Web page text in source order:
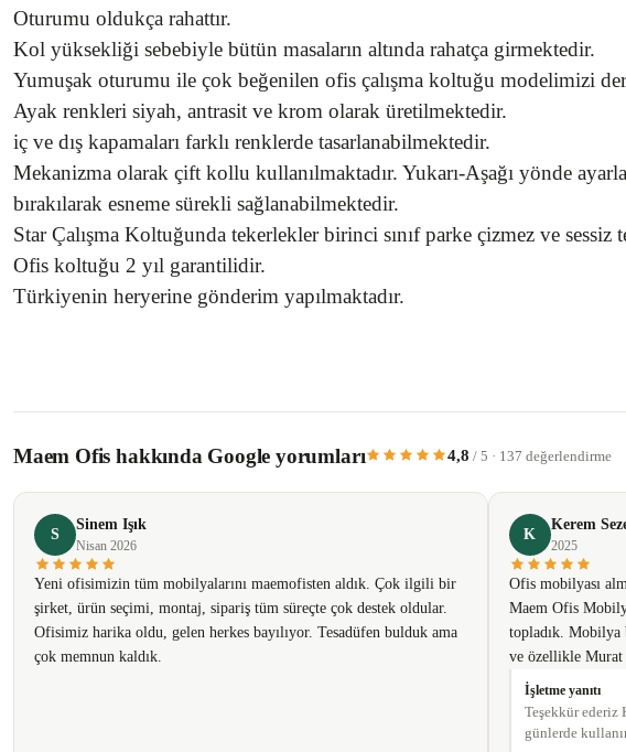
Oturumu oldukça rahattır.
Kol yüksekliği sebebiyle bütün masaların altında rahatça girmektedir.
Yumuşak oturumu ile çok beğenilen ofis çalışma koltuğu modelimizi
Ayak renkleri siyah, antrasit ve krom olarak üretilmektedir.
iç ve dış kapamaları farklı renklerde tasarlanabilmektedir.
Mekanizma olarak çift kollu kullanılmaktadır. Yukarı-Aşağı yönde
bırakılarak esneme sürekli sağlanabilmektedir.
Star Çalışma Koltuğunda tekerlekler birinci sınıf parke çizmez ve sessiz
Ofis koltuğu 2 yıl garantilidir.
Türkiyenin heryerine gönderim yapılmaktadır.
Görüş ve önerileriniz için teşekkür ederiz.
Ürün resmi kalitesiz, bozuk veya görüntülenemiyor.
Ürün açıklamasında eksik bilgiler bulunuyor.
Ürün bilgilerinde hatalar bulunuyor.
Ürün fiyatı diğer sitelerden daha pahalı.
Bu ürüne benzer farklı alternatifler olmalı.
Maem Ofis hakkında Google yorumları 4,8 / 5 · 137 değerlendirme
S
Sinem Işık
Nisan 2026
Yeni ofisimizin tüm mobilyalarını maemofisten aldık. Çok ilgili bir
şirket, ürün seçimi, montaj, sipariş tüm süreçte çok destek oldular.
Ofisimiz harika oldu, gelen herkes bayılıyor. Tesadüfen bulduk ama
çok memnun kaldık.
K
Kerem
2025
Ofis mobilyası
Maem Ofis
topladık. Mobilya
ve özellikle
İşletme yanıtı
Teşekkür ederiz
günlerde